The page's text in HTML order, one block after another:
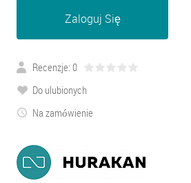
Zaloguj Się
Recenzje: 0
Do ulubionych
Na zamówienie